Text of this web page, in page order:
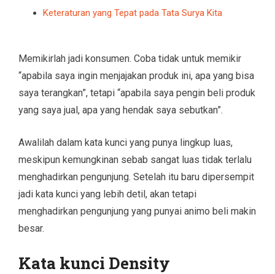
Keteraturan yang Tepat pada Tata Surya Kita
Memikirlah jadi konsumen. Coba tidak untuk memikir
“apabila saya ingin menjajakan produk ini, apa yang bisa
saya terangkan”, tetapi “apabila saya pengin beli produk
yang saya jual, apa yang hendak saya sebutkan”.
Awalilah dalam kata kunci yang punya lingkup luas,
meskipun kemungkinan sebab sangat luas tidak terlalu
menghadirkan pengunjung. Setelah itu baru dipersempit
jadi kata kunci yang lebih detil, akan tetapi
menghadirkan pengunjung yang punyai animo beli makin
besar.
Kata kunci Density